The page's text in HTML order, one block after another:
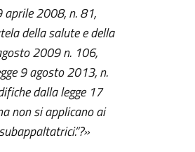
aprile 2008, n. 81,
della salute e della
2009 n. 106,
9 agosto 2013, n.
dalla legge 17
non si applicano ai